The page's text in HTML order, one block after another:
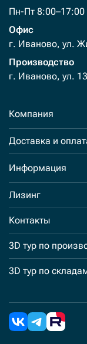
Пн-Пт 8:00–17:00
Офис
г. Иваново, ул.
Производство
г. Иваново, ул.
Компания
Доставка и
Информация
Лизинг
Контакты
3D тур по
3D тур по